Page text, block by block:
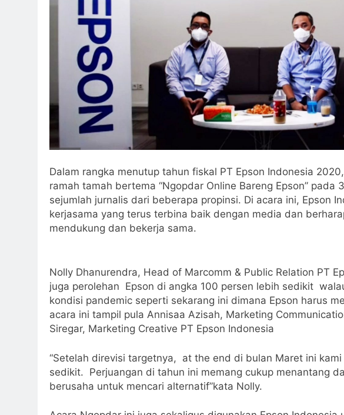
Dalam rangka menutup tahun fiskal PT Epson Indonesia
ramah tamah bertema “Ngopdar Online Bareng Epson” pada
sejumlah jurnalis dari beberapa propinsi. Di acara ini, Epson
kerjasama yang terus terbina baik dengan media dan
mendukung dan bekerja sama.
Nolly Dhanurendra, Head of Marcomm & Public Relation PT
juga perolehan Epson di angka 100 persen lebih sedikit
kondisi pandemic seperti sekarang ini dimana Epson harus
acara ini tampil pula Annisaa Azisah, Marketing
Siregar, Marketing Creative PT Epson Indonesia
“Setelah direvisi targetnya, at the end di bulan Maret ini
sedikit. Perjuangan di tahun ini memang cukup menantang
berusaha untuk mencari alternatif”kata Nolly.